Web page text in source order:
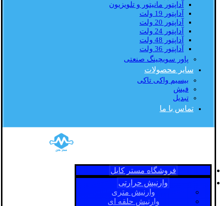
آداپتور مانیتور و تلویزیون
آداپتور 19 ولت
آداپتور 20 ولت
آداپتور 24 ولت
آداپتور 48 ولت
آداپتور 36 ولت
پاور سویچینگ صنعتی
سایر محصولات
بیسیم واکی تاکی
فیش
تبدیل
تماس با ما
فروشگاه مستر کابل
وارنیش حرارتی
وارنیش متری
وارنیش حلقه ای